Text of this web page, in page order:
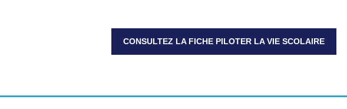
CONSULTEZ LA FICHE PILOTER LA VIE SCOLAIRE